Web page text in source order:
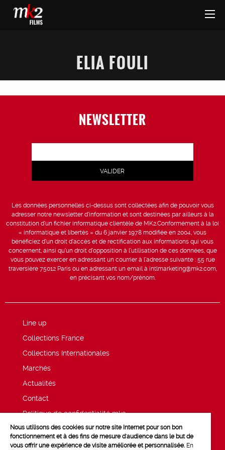
ELIA FOULI
NEWSLETTER
Les données personnelles ci-dessus sont collectées afin de pouvoir vous
adresser notre newsletter d’information et sont destinées par ailleurs à la
constitution d’un fichier informatique clientèle de MK2.Conformément à la loi
« informatique et libertés » du 6 janvier 1978 modifiée en 2004, vous
bénéficiez d’un droit d’accès et de rectification aux informations qui vous
concernent, ainsi qu’un droit d’opposition à l’utilisation de ces données, que
vous pouvez exercer en adressant un courrier à l’adresse suivante : 55 rue
traversière 75012 Paris ou en adressant un email à intlmarketing@mk2.com,
en précisant vos nom/prénom.
Line up
Collections France
Collections Internationales
Marchés
Actualités
Contact
Politique de confidentialité mk2
Mentions légales
Nous utilisons des cookies sur notre site Internet pour son bon
fonctionnement et à des fins de mesure d'audience dans le but de
vous offrir une expérience de visite améliorée et personnalisée. En